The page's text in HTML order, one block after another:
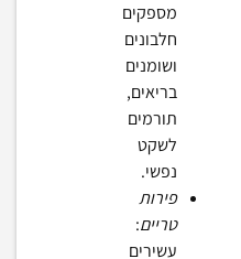
מספקים
חלבונים
ושומנים
בריאים,
תורמים
לשקט
נפשי.
פירות
טריים:
עשירים